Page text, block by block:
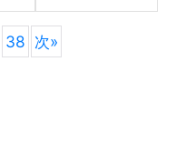
38 次»